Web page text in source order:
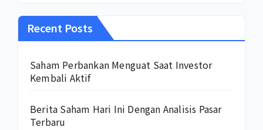
Recent Posts
Saham Perbankan Menguat Saat Investor
Kembali Aktif
Berita Saham Hari Ini Dengan Analisis Pasar
Terbaru